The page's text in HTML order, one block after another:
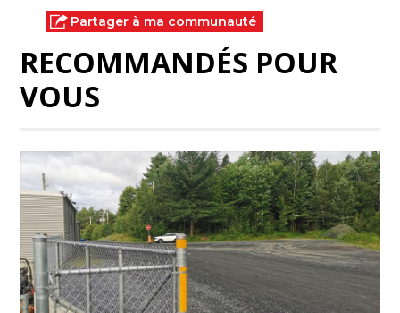
Partager à ma communauté
RECOMMANDÉS POUR
VOUS